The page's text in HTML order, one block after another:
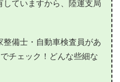
ていますから、陸運支局
備士・自動車検査員があ
チェック！どんな些細な